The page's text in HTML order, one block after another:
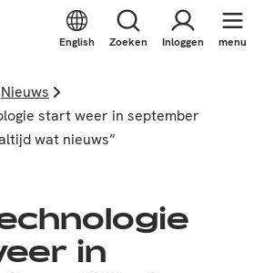
English Zoeken Inloggen menu
Nieuws
start weer in september
wat nieuws”
in